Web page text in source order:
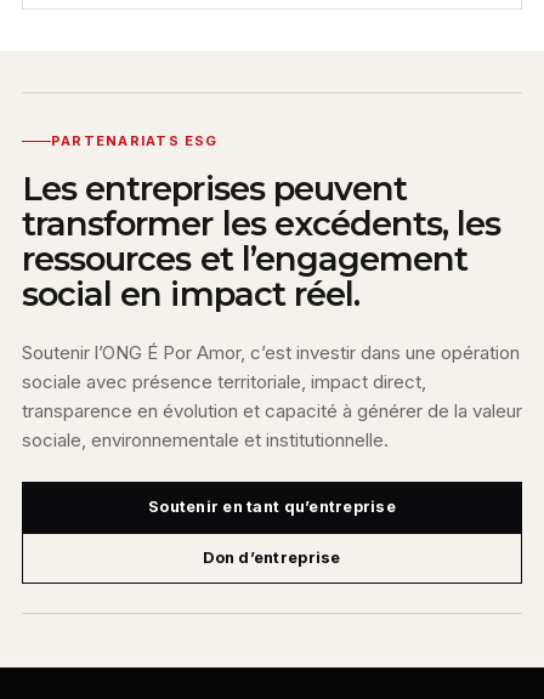
PARTENARIATS ESG
Les entreprises peuvent
transformer les excédents, les
ressources et l’engagement
social en impact réel.
Soutenir l’ONG É Por Amor, c’est investir dans une opération
sociale avec présence territoriale, impact direct,
transparence en évolution et capacité à générer de la valeur
sociale, environnementale et institutionnelle.
Soutenir en tant qu’entreprise
Don d’entreprise